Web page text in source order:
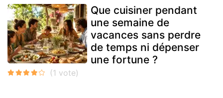
Que cuisiner pendant
une semaine de
vacances sans perdre
de temps ni dépenser
une fortune ?